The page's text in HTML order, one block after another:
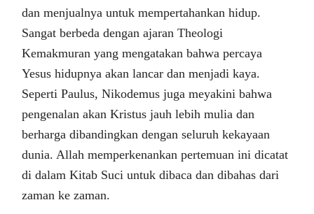
dan menjualnya untuk mempertahankan hidup.
Sangat berbeda dengan ajaran Theologi
Kemakmuran yang mengatakan bahwa percaya
Yesus hidupnya akan lancar dan menjadi kaya.
Seperti Paulus, Nikodemus juga meyakini bahwa
pengenalan akan Kristus jauh lebih mulia dan
berharga dibandingkan dengan seluruh kekayaan
dunia. Allah memperkenankan pertemuan ini dicatat
di dalam Kitab Suci untuk dibaca dan dibahas dari
zaman ke zaman.